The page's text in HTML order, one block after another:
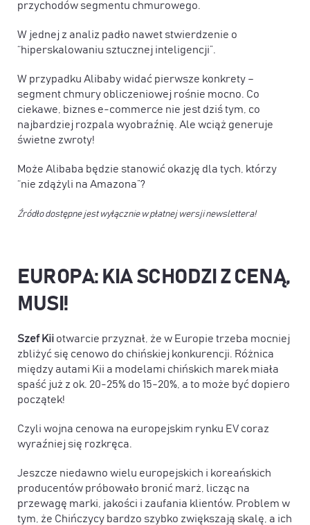
przychodów segmentu chmurowego.
W jednej z analiz padło nawet stwierdzenie o
“hiperskalowaniu sztucznej inteligencji”.
W przypadku Alibaby widać pierwsze konkrety –
segment chmury obliczeniowej rośnie mocno. Co
ciekawe, biznes e-commerce nie jest dziś tym, co
najbardziej rozpala wyobraźnię. Ale wciąż generuje
świetne zwroty!
Może Alibaba będzie stanowić okazję dla tych, którzy
“nie zdążyli na Amazona”?
Źródło dostępne jest wyłącznie w płatnej wersji newslettera!
EUROPA: KIA SCHODZI Z CENĄ,
MUSI!
Szef Kii otwarcie przyznał, że w Europie trzeba mocniej
zbliżyć się cenowo do chińskiej konkurencji. Różnica
między autami Kii a modelami chińskich marek miała
spaść już z ok. 20-25% do 15-20%, a to może być dopiero
początek!
Czyli wojna cenowa na europejskim rynku EV coraz
wyraźniej się rozkręca.
Jeszcze niedawno wielu europejskich i koreańskich
producentów próbowało bronić marż, licząc na
przewagę marki, jakości i zaufania klientów. Problem w
tym, że Chińczycy bardzo szybko zwiększają skalę, a ich